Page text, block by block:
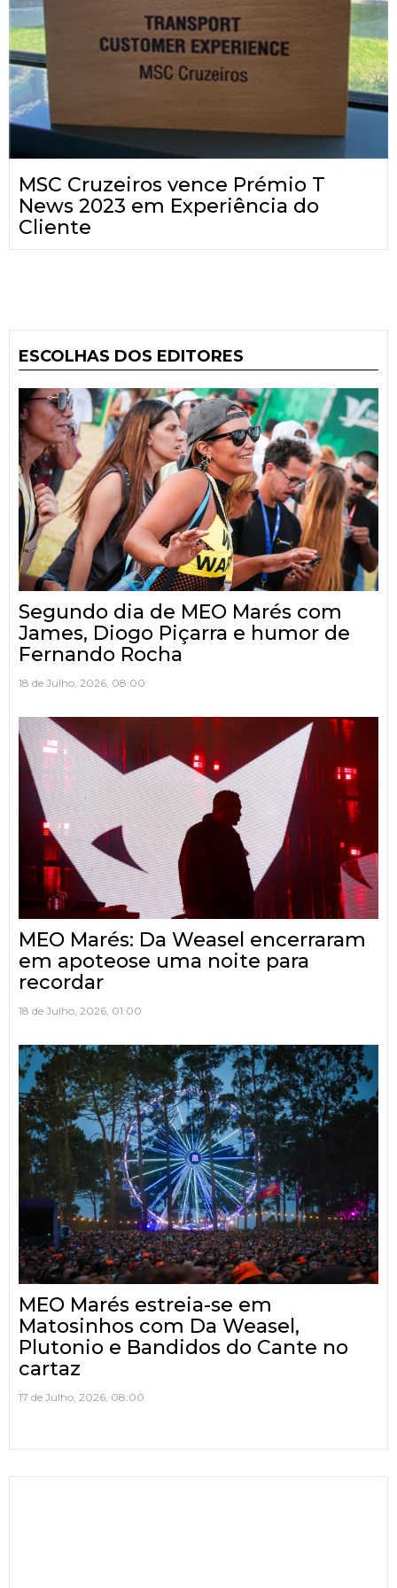
MSC Cruzeiros vence Prémio T
News 2023 em Experiência do
Cliente
ESCOLHAS DOS EDITORES
Segundo dia de MEO Marés com
James, Diogo Piçarra e humor de
Fernando Rocha
18 de Julho, 2026, 08:00
MEO Marés: Da Weasel encerraram
em apoteose uma noite para
recordar
18 de Julho, 2026, 01:00
MEO Marés estreia-se em
Matosinhos com Da Weasel,
Plutonio e Bandidos do Cante no
cartaz
17 de Julho, 2026, 08:00